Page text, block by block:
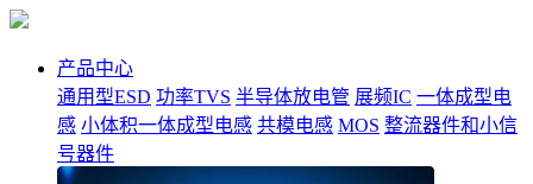
产品中心
通用型ESD 功率TVS 半导体放电管 展频IC 一体成型电
感 小体积一体成型电感 共模电感 MOS 整流器件和小信
号器件